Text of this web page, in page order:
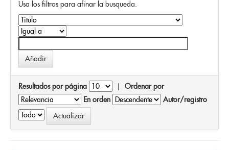
Usa los filtros para afinar la busqueda.
Resultados por página | Ordenar por
En orden
Autor/registro